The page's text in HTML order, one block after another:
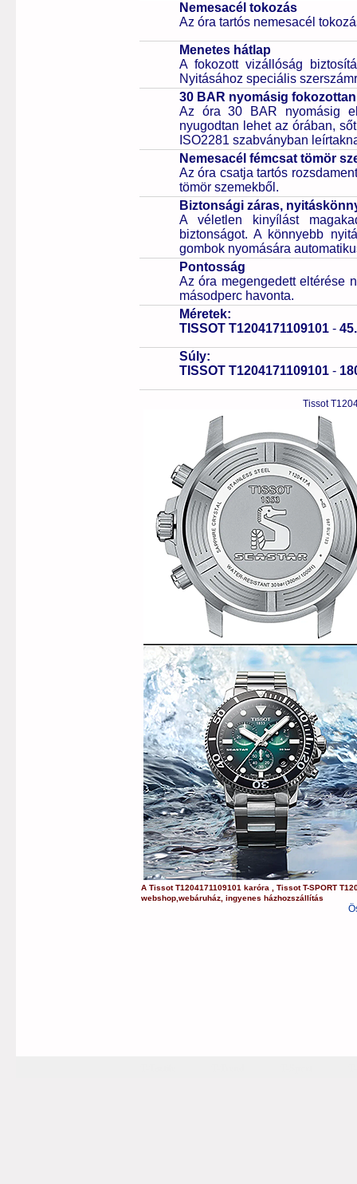
Nemesacél tokozás
Az óra tartós nemesacél
Menetes hátlap
A fokozott vizállóság
Nyitásához speciális
30 BAR nyomásig
Az óra 30 BAR nyomásig
nyugodtan lehet az órában,
ISO2281 szabványban
Nemesacél fémcsat tömör
Az óra csatja tartós
tömör szemekből.
Biztonsági záras,
A véletlen kinyílást
biztonságot. A könnyebb
gombok nyomására
Pontosság
Az óra megengedett eltérése
másodperc havonta.
Méretek:
TISSOT T1204171109101 -
Súly:
TISSOT T1204171109101 -
Tissot
ATissot T1204171109101 karóra ,Tissot T-SPORT
webshop ,webáruház ,ingyenes házhozszállítás